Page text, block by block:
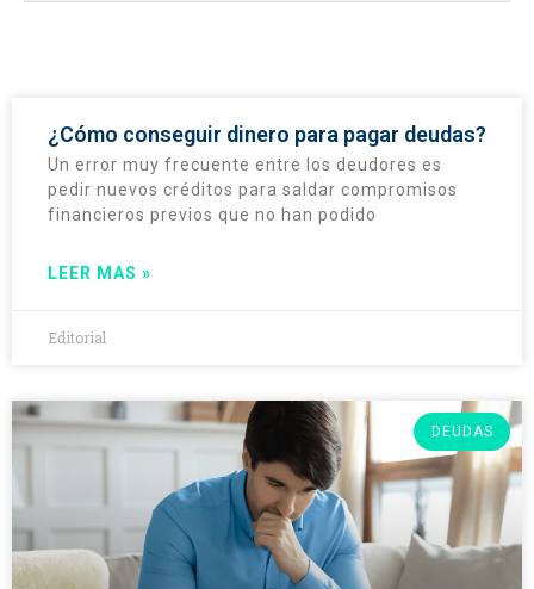
¿Cómo conseguir dinero para pagar deudas?
Un error muy frecuente entre los deudores es
pedir nuevos créditos para saldar compromisos
financieros previos que no han podido
LEER MAS »
Editorial
DEUDAS